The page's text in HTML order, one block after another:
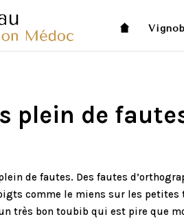
plein de
de fautes. Des fautes
comme le miens sur les petites
très bon toubib qui est pire que